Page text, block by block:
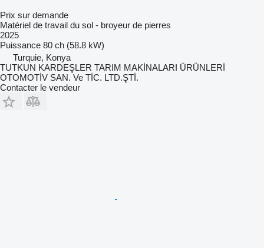
Prix sur demande
Matériel de travail du sol - broyeur de pierres
2025
Puissance 80 ch (58.8 kW)
Turquie, Konya
TUTKUN KARDEŞLER TARIM MAKİNALARI ÜRÜNLERİ
OTOMOTİV SAN. Ve TİC. LTD.ŞTİ.
Contacter le vendeur